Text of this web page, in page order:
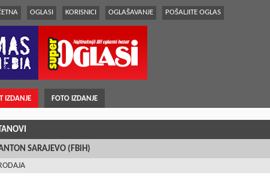
OGLASI KORISNICI OGLAŠAVANJE POŠALJITE OGLAS
IZDANJE FOTO IZDANJE
SARAJEVO (FBiH)